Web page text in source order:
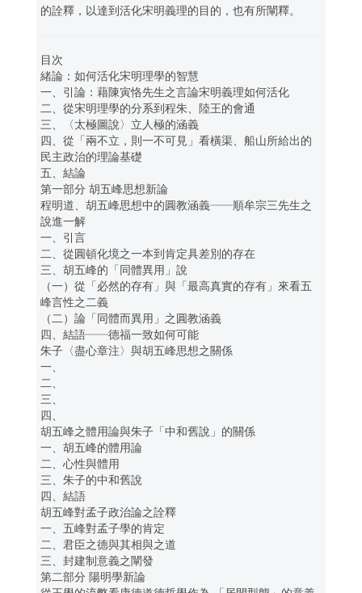
的詮釋，以達到活化宋明義理的目的，也有所闡釋。
目次
緒論：如何活化宋明理學的智慧
一、引論：藉陳寅恪先生之言論宋明義理如何活化
二、從宋明理學的分系到程朱、陸王的會通
三、〈太極圖說〉立人極的涵義
四、從「兩不立，則一不可見」看橫渠、船山所給出的
民主政治的理論基礎
五、結論
第一部分 胡五峰思想新論
程明道、胡五峰思想中的圓教涵義──順牟宗三先生之
說進一解
一、引言
二、從圓頓化境之一本到肯定具差別的存在
三、胡五峰的「同體異用」說
（一）從「必然的存有」與「最高真實的存有」來看五
峰言性之二義
（二）論「同體而異用」之圓教涵義
四、結語──德福一致如何可能
朱子〈盡心章注〉與胡五峰思想之關係
一、
二、
三、
四、
胡五峰之體用論與朱子「中和舊說」的關係
一、胡五峰的體用論
二、心性與體用
三、朱子的中和舊說
四、結語
胡五峰對孟子政治論之詮釋
一、五峰對孟子學的肯定
二、君臣之德與其相與之道
三、封建制意義之闡發
第二部分 陽明學新論